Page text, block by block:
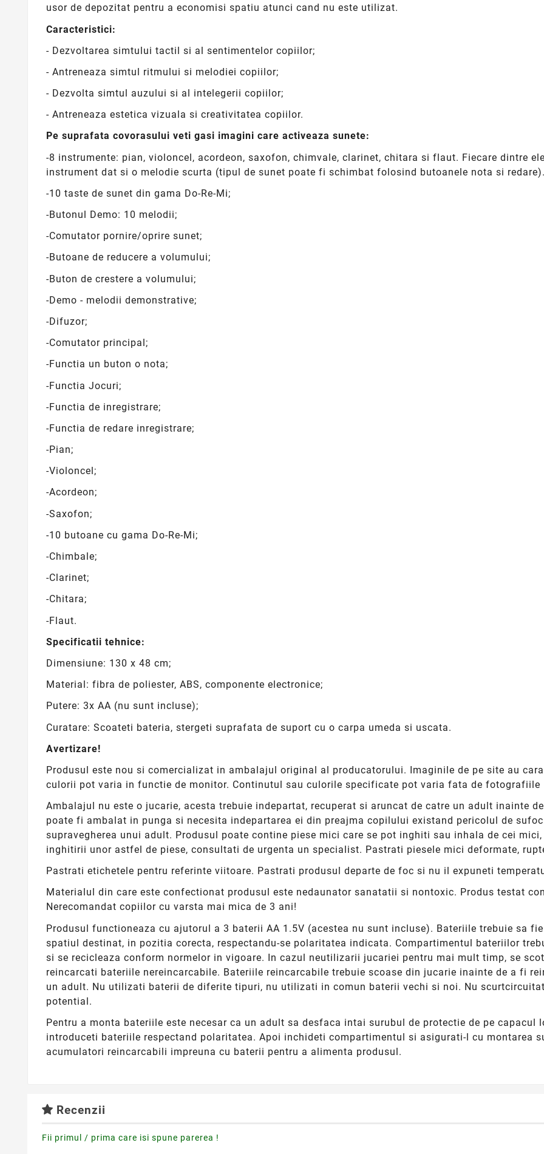
usor de depozitat pentru a economisi spatiu atunci cand nu este utilizat.
Caracteristici:
- Dezvoltarea simtului tactil si al sentimentelor copiilor;
- Antreneaza simtul ritmului si melodiei copiilor;
- Dezvolta simtul auzului si al intelegerii copiilor;
- Antreneaza estetica vizuala si creativitatea copiilor.
Pe suprafata covorasului veti gasi imagini care activeaza sunete:
-8 instrumente: pian, violoncel, acordeon, saxofon, chimvale, clarinet, chitara si flaut. Fiecare dintre
instrument dat si o melodie scurta (tipul de sunet poate fi schimbat folosind butoanele nota si
-10 taste de sunet din gama Do-Re-Mi;
-Butonul Demo: 10 melodii;
-Comutator pornire/oprire sunet;
-Butoane de reducere a volumului;
-Buton de crestere a volumului;
-Demo - melodii demonstrative;
-Difuzor;
-Comutator principal;
-Functia un buton o nota;
-Functia Jocuri;
-Functia de inregistrare;
-Functia de redare inregistrare;
-Pian;
-Violoncel;
-Acordeon;
-Saxofon;
-10 butoane cu gama Do-Re-Mi;
-Chimbale;
-Clarinet;
-Chitara;
-Flaut.
Specificatii tehnice:
Dimensiune: 130 x 48 cm;
Material: fibra de poliester, ABS, componente electronice;
Putere: 3x AA (nu sunt incluse);
Curatare: Scoateti bateria, stergeti suprafata de suport cu o carpa umeda si uscata.
Avertizare!
Produsul este nou si comercializat in ambalajul original al producatorului. Imaginile de pe site au
culorii pot varia in functie de monitor. Continutul sau culorile specificate pot varia fata de fotografiile
Ambalajul nu este o jucarie, acesta trebuie indepartat, recuperat si aruncat de catre un adult inainte
poate fi ambalat in punga si necesita indepartarea ei din preajma copilului existand pericolul de
supravegherea unui adult. Produsul poate contine piese mici care se pot inghiti sau inhala de cei
inghitirii unor astfel de piese, consultati de urgenta un specialist. Pastrati piesele mici deformate,
Pastrati etichetele pentru referinte viitoare. Pastrati produsul departe de foc si nu il expuneti
Materialul din care este confectionat produsul este nedaunator sanatatii si nontoxic. Produs testat
Nerecomandat copiilor cu varsta mai mica de 3 ani!
Produsul functioneaza cu ajutorul a 3 baterii AA 1.5V (acestea nu sunt incluse). Bateriile trebuie sa
spatiul destinat, in pozitia corecta, respectandu-se polaritatea indicata. Compartimentul bateriilor
si se recicleaza conform normelor in vigoare. In cazul neutilizarii jucariei pentru mai mult timp, se
reincarcati bateriile nereincarcabile. Bateriile reincarcabile trebuie scoase din jucarie inainte de a fi
un adult. Nu utilizati baterii de diferite tipuri, nu utilizati in comun baterii vechi si noi. Nu
potential.
Pentru a monta bateriile este necesar ca un adult sa desfaca intai surubul de protectie de pe
introduceti bateriile respectand polaritatea. Apoi inchideti compartimentul si asigurati-l cu montarea
acumulatori reincarcabili impreuna cu baterii pentru a alimenta produsul.
Recenzii
Fii primul / prima care isi spune parerea !